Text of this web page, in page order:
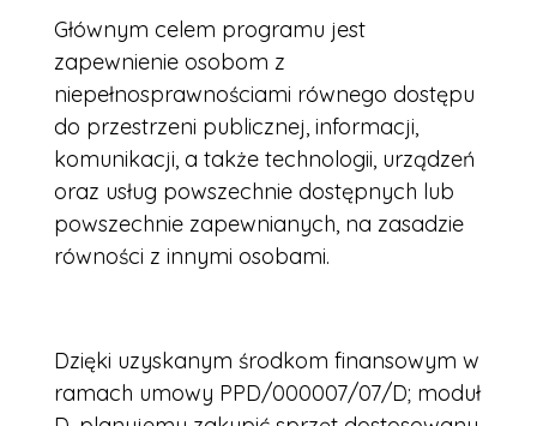
Głównym celem programu jest
zapewnienie osobom z
niepełnosprawnościami równego dostępu
do przestrzeni publicznej, informacji,
komunikacji, a także technologii, urządzeń
oraz usług powszechnie dostępnych lub
powszechnie zapewnianych, na zasadzie
równości z innymi osobami.
Dzięki uzyskanym środkom finansowym w
ramach umowy PPD/000007/07/D; moduł